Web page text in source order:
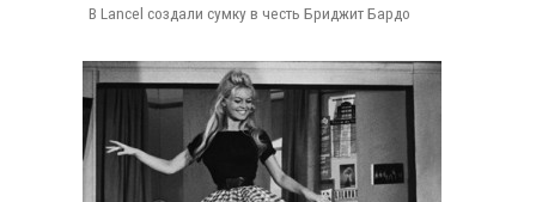
В Lancel создали сумку в честь Бриджит Бардо